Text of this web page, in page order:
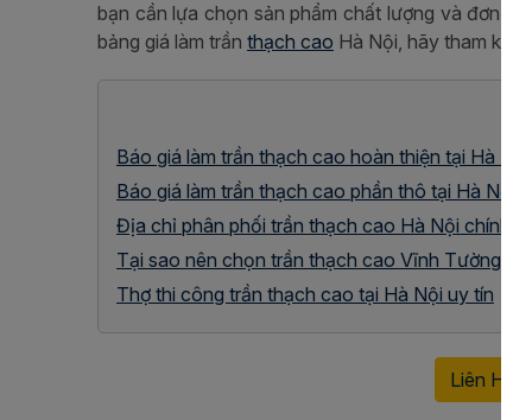
bạn cần lựa chọn sản phẩm chất lượng và đơn vị
bảng giá làm trần thạch cao Hà Nội, hãy tham
Báo giá làm trần thạch cao hoàn thiện tại Hà Nội
Báo giá làm trần thạch cao phần thô tại Hà Nội
Địa chỉ phân phối trần thạch cao Hà Nội chính
Tại sao nên chọn trần thạch cao Vĩnh Tường?
Thợ thi công trần thạch cao tại Hà Nội uy tín
Liên Hệ